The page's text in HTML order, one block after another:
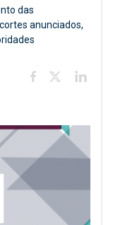
das
anunciados,